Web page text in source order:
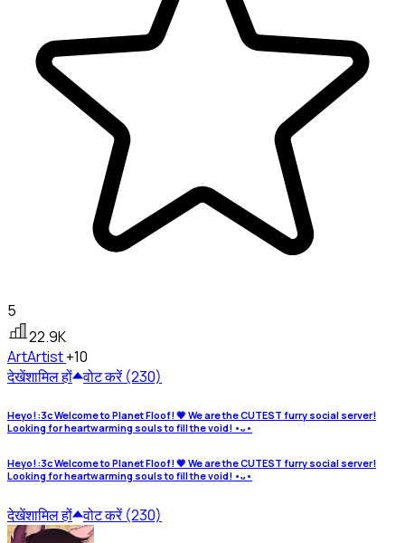
5
22.9K
ArtArtist+10
देखेंशामिल हों वोट करें (230)
Heyo! :3c Welcome to Planet Floof! 💗 We are the CUTEST furry social server!
Looking for heartwarming souls to fill the void! •ᴗ•
Heyo! :3c Welcome to Planet Floof! 💗 We are the CUTEST furry social server!
Looking for heartwarming souls to fill the void! •ᴗ•
देखेंशामिल हों वोट करें (230)